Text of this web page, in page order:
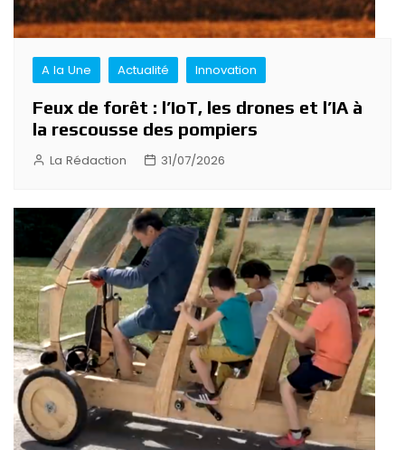
A la Une Actualité Innovation
Feux de forêt : l’IoT, les drones et l’IA à
la rescousse des pompiers
La Rédaction 31/07/2026